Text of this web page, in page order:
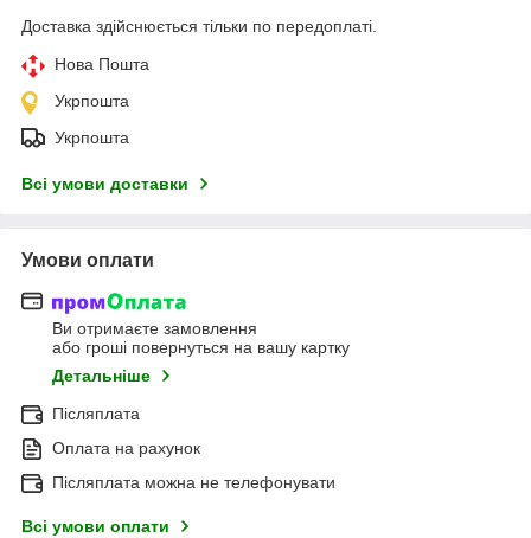
Доставка здійснюється тільки по передоплаті.
Нова Пошта
Укрпошта
Укрпошта
Всі умови доставки
Умови оплати
Ви отримаєте замовлення
або гроші повернуться на вашу картку
Детальніше
Післяплата
Оплата на рахунок
Післяплата можна не телефонувати
Всі умови оплати